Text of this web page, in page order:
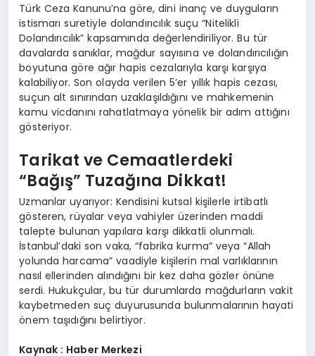
Türk Ceza Kanunu’na göre, dini inanç ve duyguların
istismarı suretiyle dolandırıcılık suçu “Nitelikli
Dolandırıcılık” kapsamında değerlendiriliyor. Bu tür
davalarda sanıklar, mağdur sayısına ve dolandırıcılığın
boyutuna göre ağır hapis cezalarıyla karşı karşıya
kalabiliyor. Son olayda verilen 5’er yıllık hapis cezası,
suçun alt sınırından uzaklaşıldığını ve mahkemenin
kamu vicdanını rahatlatmaya yönelik bir adım attığını
gösteriyor.
Tarikat ve Cemaatlerdeki
“Bağış” Tuzağına Dikkat!
Uzmanlar uyarıyor: Kendisini kutsal kişilerle irtibatlı
gösteren, rüyalar veya vahiyler üzerinden maddi
talepte bulunan yapılara karşı dikkatli olunmalı.
İstanbul’daki son vaka, “fabrika kurma” veya “Allah
yolunda harcama” vaadiyle kişilerin mal varlıklarının
nasıl ellerinden alındığını bir kez daha gözler önüne
serdi. Hukukçular, bu tür durumlarda mağdurların vakit
kaybetmeden suç duyurusunda bulunmalarının hayati
önem taşıdığını belirtiyor.
Kaynak : Haber Merkezi